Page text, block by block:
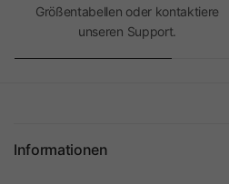
Größentabellen oder kontaktiere
unseren Support.
Informationen